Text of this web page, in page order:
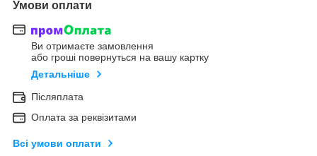
Умови оплати
Ви отримаєте замовлення
або гроші повернуться на вашу картку
Детальніше
Післяплата
Оплата за реквізитами
Всі умови оплати